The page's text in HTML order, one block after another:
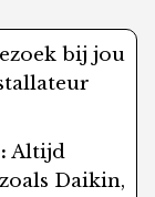
bij jou
Altijd
Daikin,